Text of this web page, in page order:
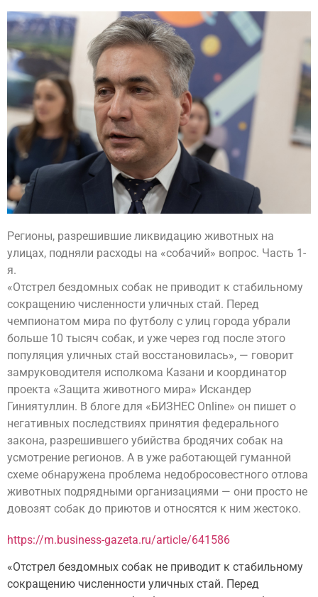
Регионы, разрешившие ликвидацию животных на
улицах, подняли расходы на «собачий» вопрос. Часть 1-
я.
«Отстрел бездомных собак не приводит к стабильному
сокращению численности уличных стай. Перед
чемпионатом мира по футболу с улиц города убрали
больше 10 тысяч собак, и уже через год после этого
популяция уличных стай восстановилась», — говорит
замруководителя исполкома Казани и координатор
проекта «Защита животного мира» Искандер
Гиниятуллин. В блоге для «БИЗНЕС Online» он пишет о
негативных последствиях принятия федерального
закона, разрешившего убийства бродячих собак на
усмотрение регионов. А в уже работающей гуманной
схеме обнаружена проблема недобросовестного отлова
животных подрядными организациями — они просто не
довозят собак до приютов и относятся к ним жестоко.
https://m.business-gazeta.ru/article/641586
«Отстрел бездомных собак не приводит к стабильному
сокращению численности уличных стай. Перед